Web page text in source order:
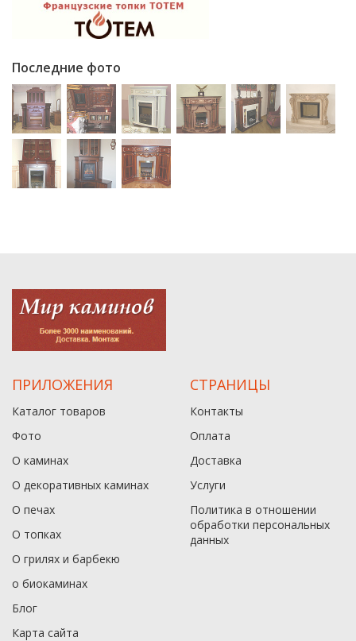
Последние фото
ПРИЛОЖЕНИЯ
Каталог товаров
Фото
О каминах
О декоративных каминах
О печах
О топках
О грилях и барбекю
о биокаминах
Блог
Карта сайта
СТРАНИЦЫ
Контакты
Оплата
Доставка
Услуги
Политика в отношении
обработки персональных
данныx